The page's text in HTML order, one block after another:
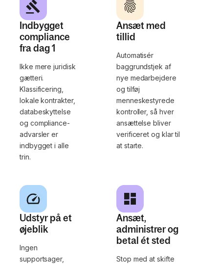
Indbygget
compliance
fra dag 1
Ikke mere juridisk
gætteri.
Klassificering,
lokale kontrakter,
databeskyttelse
og compliance-
advarsler er
indbygget i alle
trin.
Ansæt med
tillid
Automatisér
baggrundstjek af
nye medarbejdere
og tilføj
menneskestyrede
kontroller, så hver
ansættelse bliver
verificeret og klar til
at starte.
Udstyr på et
øjeblik
Ingen
supportsager,
Ansæt,
administrer og
betal ét sted
Stop med at skifte